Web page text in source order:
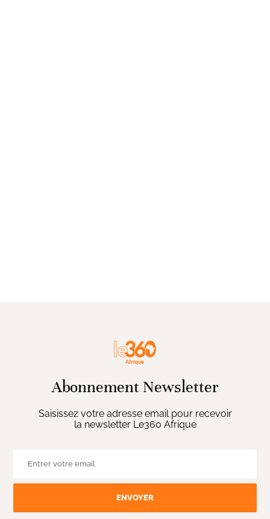
Abonnement Newsletter
Saisissez votre adresse email pour recevoir
la newsletter Le360 Afrique
ENVOYER